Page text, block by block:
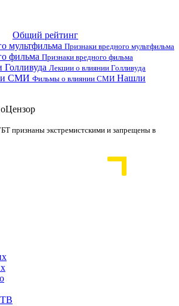
Общий рейтинг
Признаки вредного мультфильма
Признаки вредного фильма
Лекции о влиянии Голливуда
Фильмы о влиянии СМИ Нашли
признаны экстремистскими и запрещены в
ТВ